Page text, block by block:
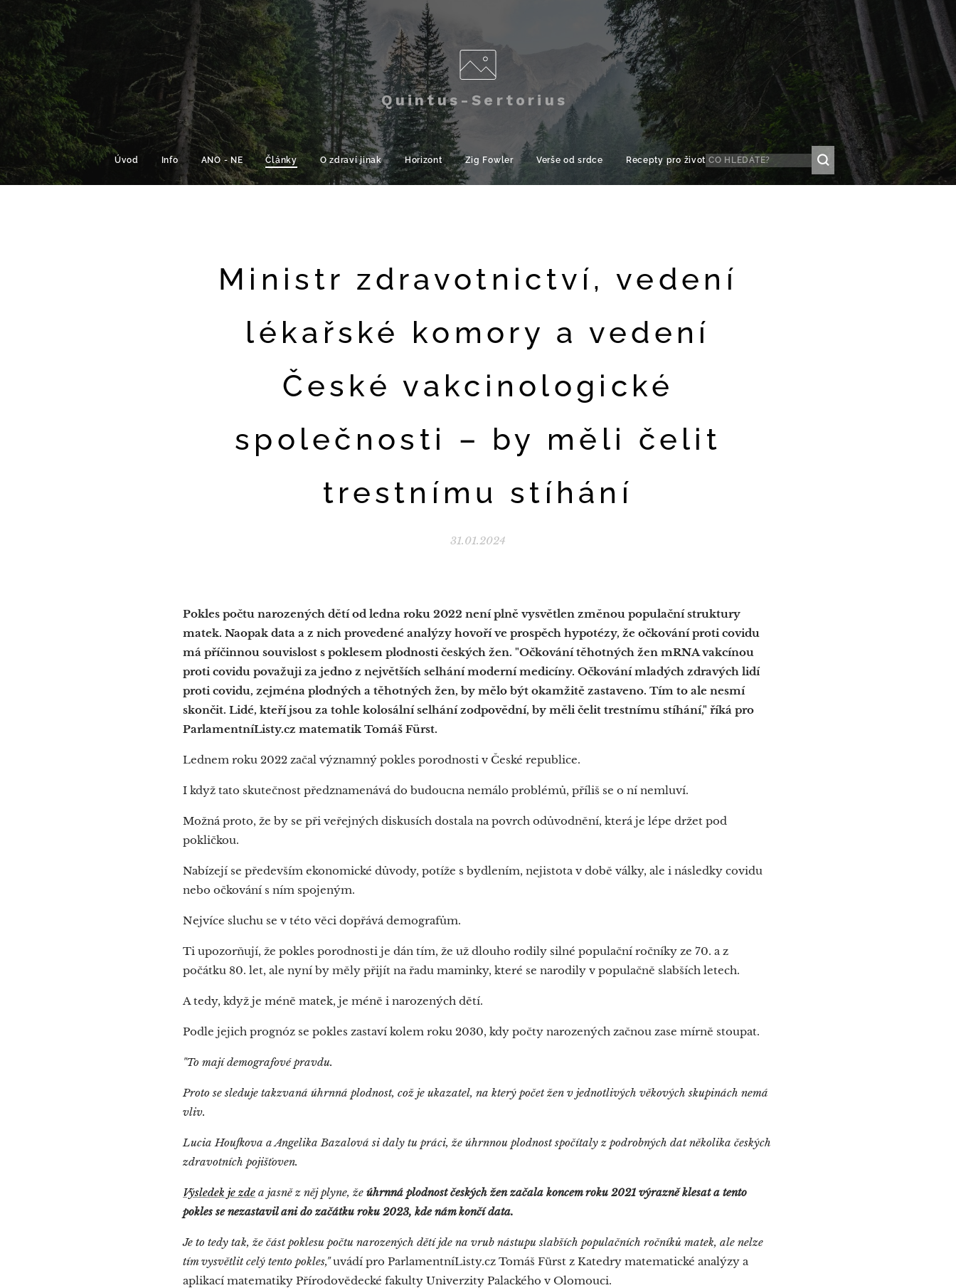
Quintus-Sertorius
Úvod Info ANO - NE Články O zdraví jinak Horizont Zig Fowler Verše od srdce Recepty pro život
Ministr zdravotnictví, vedení
lékařské komory a vedení
České vakcinologické
společnosti – by měli čelit
trestnímu stíhání
31.01.2024
Pokles počtu narozených dětí od ledna roku 2022 není plně vysvětlen změnou populační struktury
matek. Naopak data a z nich provedené analýzy hovoří ve prospěch hypotézy, že očkování proti covidu
má příčinnou souvislost s poklesem plodnosti českých žen. "Očkování těhotných žen mRNA vakcínou
proti covidu považuji za jedno z největších selhání moderní medicíny. Očkování mladých zdravých lidí
proti covidu, zejména plodných a těhotných žen, by mělo být okamžitě zastaveno. Tím to ale nesmí
skončit. Lidé, kteří jsou za tohle kolosální selhání zodpovědní, by měli čelit trestnímu stíhání," říká pro
ParlamentníListy.cz matematik Tomáš Fürst.
Lednem roku 2022 začal významný pokles porodnosti v České republice.
I když tato skutečnost předznamenává do budoucna nemálo problémů, příliš se o ní nemluví.
Možná proto, že by se při veřejných diskusích dostala na povrch odůvodnění, která je lépe držet pod
pokličkou.
Nabízejí se především ekonomické důvody, potíže s bydlením, nejistota v době války, ale i následky covidu
nebo očkování s ním spojeným.
Nejvíce sluchu se v této věci dopřává demografům.
Ti upozorňují, že pokles porodnosti je dán tím, že už dlouho rodily silné populační ročníky ze 70. a z
počátku 80. let, ale nyní by měly přijít na řadu maminky, které se narodily v populačně slabších letech.
A tedy, když je méně matek, je méně i narozených dětí.
Podle jejich prognóz se pokles zastaví kolem roku 2030, kdy počty narozených začnou zase mírně stoupat.
"To mají demografové pravdu.
Proto se sleduje takzvaná úhrnná plodnost, což je ukazatel, na který počet žen v jednotlivých věkových skupinách nemá
vliv.
Lucia Houfkova a Angelika Bazalová si daly tu práci, že úhrnnou plodnost spočítaly z podrobných dat několika českých
zdravotních pojišťoven.
Výsledek je zde a jasně z něj plyne, že úhrnná plodnost českých žen začala koncem roku 2021 výrazně klesat a tento
pokles se nezastavil ani do začátku roku 2023, kde nám končí data.
Je to tedy tak, že část poklesu počtu narozených dětí jde na vrub nástupu slabších populačních ročníků matek, ale nelze
tím vysvětlit celý tento pokles,"uvádí pro ParlamentníListy.cz Tomáš Fürst z Katedry matematické analýzy a
aplikací matematiky Přírodovědecké fakulty Univerzity Palackého v Olomouci.